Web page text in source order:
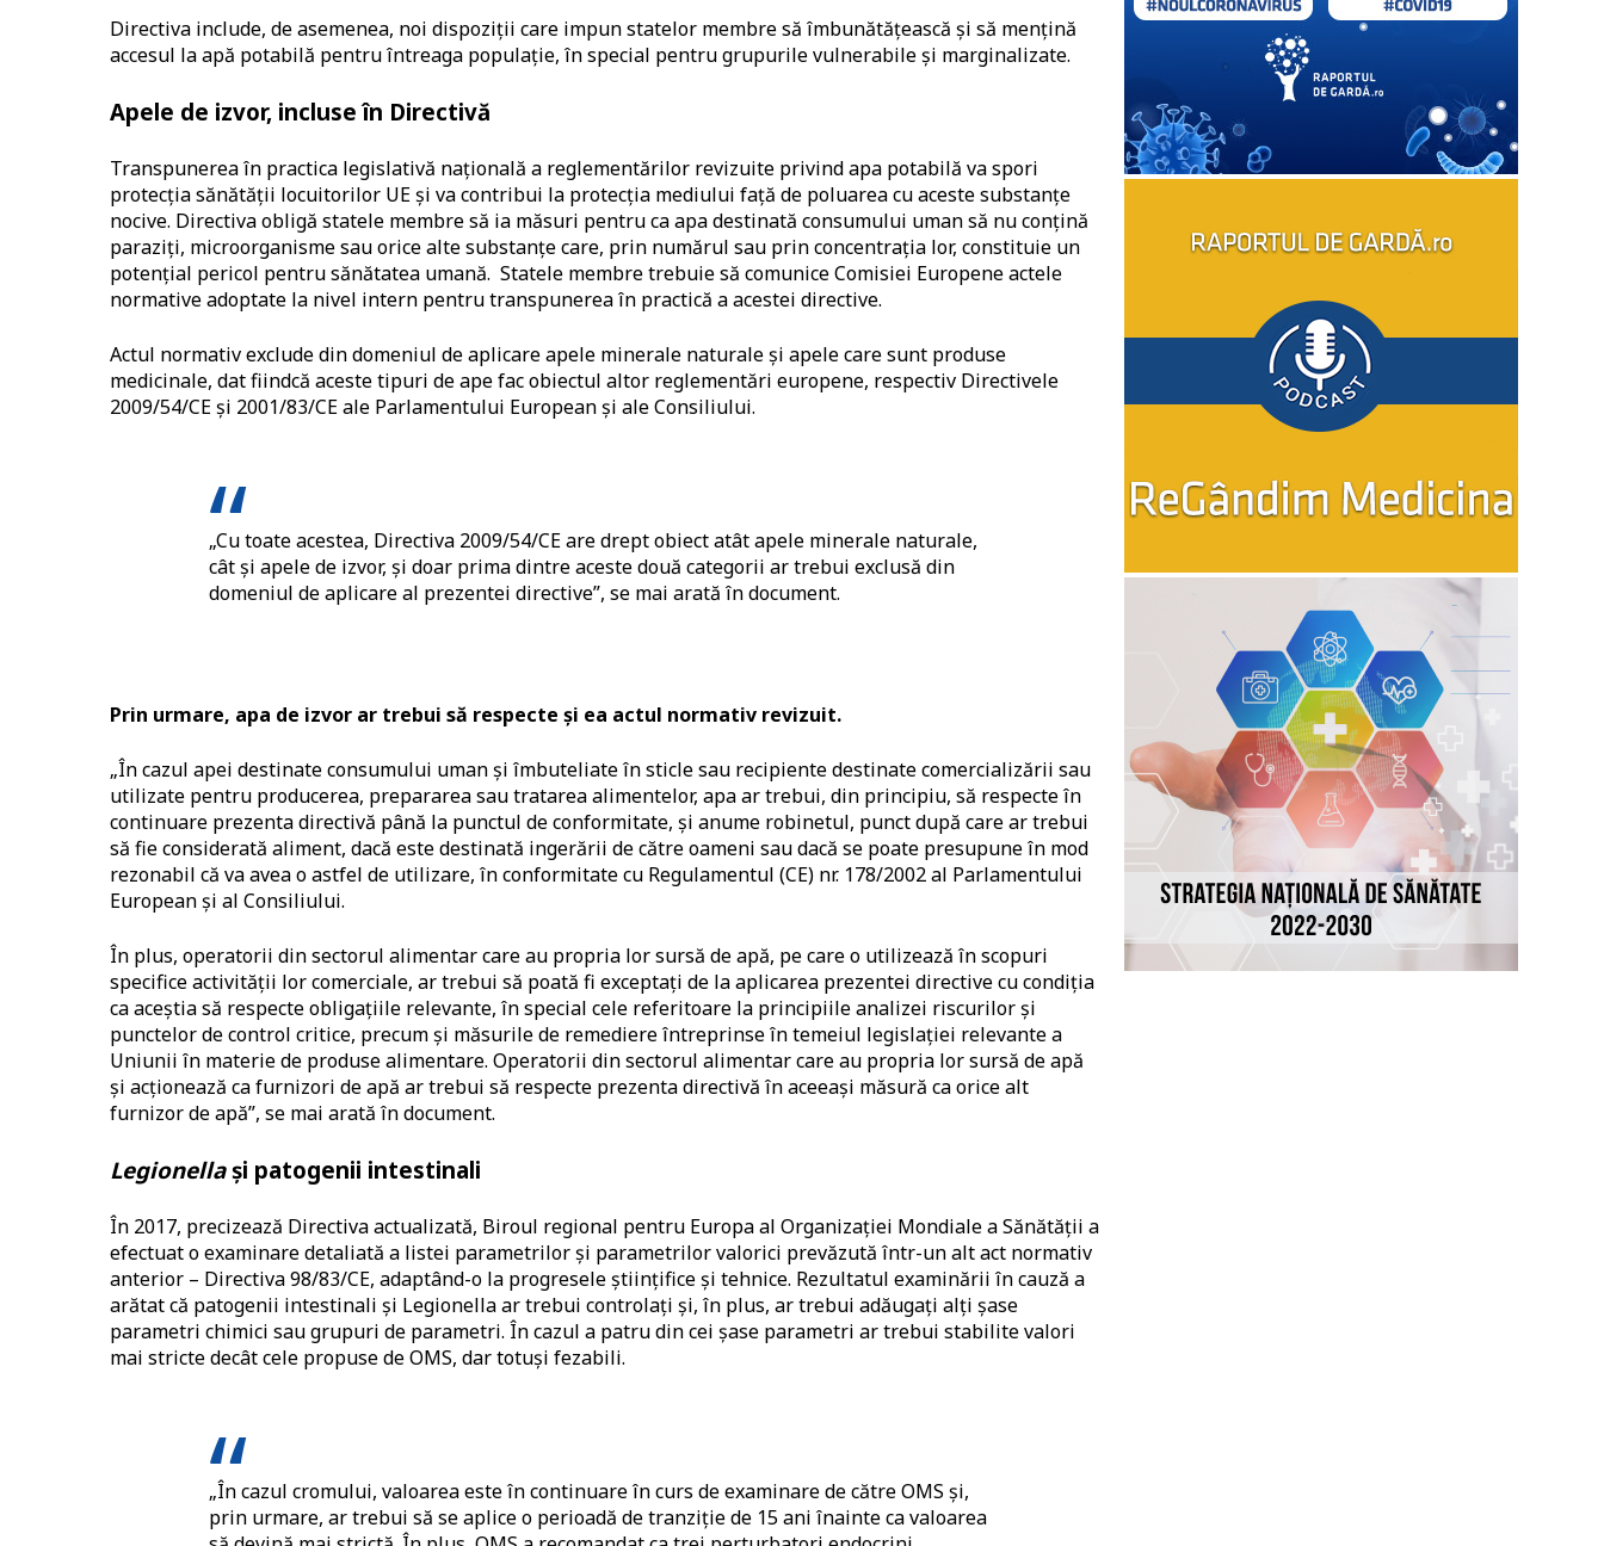
Directiva include, de asemenea, noi dispoziții care impun statelor membre să îmbunătățească și să mențină
accesul la apă potabilă pentru întreaga populație, în special pentru grupurile vulnerabile și marginalizate.
Apele de izvor, incluse în Directivă
Transpunerea în practica legislativă națională a reglementărilor revizuite privind apa potabilă va spori
protecția sănătății locuitorilor UE și va contribui la protecția mediului față de poluarea cu aceste substanțe
nocive. Directiva obligă statele membre să ia măsuri pentru ca apa destinată consumului uman să nu conțină
paraziți, microorganisme sau orice alte substanțe care, prin numărul sau prin concentrația lor, constituie un
potențial pericol pentru sănătatea umană. Statele membre trebuie să comunice Comisiei Europene actele
normative adoptate la nivel intern pentru transpunerea în practică a acestei directive.
Actul normativ exclude din domeniul de aplicare apele minerale naturale și apele care sunt produse
medicinale, dat fiindcă aceste tipuri de ape fac obiectul altor reglementări europene, respectiv Directivele
2009/54/CE și 2001/83/CE ale Parlamentului European și ale Consiliului.
„Cu toate acestea, Directiva 2009/54/CE are drept obiect atât apele minerale naturale,
cât și apele de izvor, și doar prima dintre aceste două categorii ar trebui exclusă din
domeniul de aplicare al prezentei directive”, se mai arată în document.
Prin urmare, apa de izvor ar trebui să respecte și ea actul normativ revizuit.
„În cazul apei destinate consumului uman și îmbuteliate în sticle sau recipiente destinate comercializării sau
utilizate pentru producerea, prepararea sau tratarea alimentelor, apa ar trebui, din principiu, să respecte în
continuare prezenta directivă până la punctul de conformitate, și anume robinetul, punct după care ar trebui
să fie considerată aliment, dacă este destinată ingerării de către oameni sau dacă se poate presupune în mod
rezonabil că va avea o astfel de utilizare, în conformitate cu Regulamentul (CE) nr. 178/2002 al Parlamentului
European și al Consiliului.
În plus, operatorii din sectorul alimentar care au propria lor sursă de apă, pe care o utilizează în scopuri
specifice activității lor comerciale, ar trebui să poată fi exceptați de la aplicarea prezentei directive cu condiția
ca aceștia să respecte obligațiile relevante, în special cele referitoare la principiile analizei riscurilor și
punctelor de control critice, precum și măsurile de remediere întreprinse în temeiul legislației relevante a
Uniunii în materie de produse alimentare. Operatorii din sectorul alimentar care au propria lor sursă de apă
și acționează ca furnizori de apă ar trebui să respecte prezenta directivă în aceeași măsură ca orice alt
furnizor de apă”, se mai arată în document.
Legionellași patogenii intestinali
În 2017, precizează Directiva actualizată, Biroul regional pentru Europa al Organizației Mondiale a Sănătății a
efectuat o examinare detaliată a listei parametrilor și parametrilor valorici prevăzută într-un alt act normativ
anterior – Directiva 98/83/CE, adaptând-o la progresele științifice și tehnice. Rezultatul examinării în cauză a
arătat că patogenii intestinali și Legionella ar trebui controlați și, în plus, ar trebui adăugați alți șase
parametri chimici sau grupuri de parametri. În cazul a patru din cei șase parametri ar trebui stabilite valori
mai stricte decât cele propuse de OMS, dar totuși fezabili.
„În cazul cromului, valoarea este în continuare în curs de examinare de către OMS și,
prin urmare, ar trebui să se aplice o perioadă de tranziție de 15 ani înainte ca valoarea